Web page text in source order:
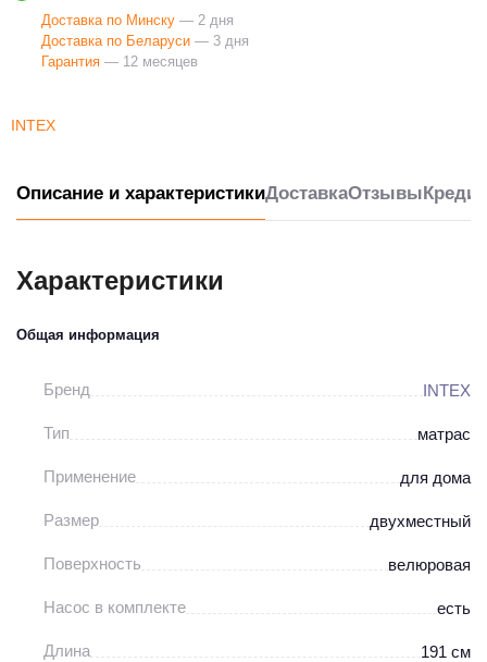
INTEX
Доставка по Минску — 2 дня
Доставка по Беларуси — 3 дня
Гарантия — 12 месяцев
Описание и характеристикиДоставкаОтзывы
Характеристики
Общая информация
Бренд INTEX
Тип матрас
Применение для дома
Размер двухместный
Поверхность велюровая
Насос в комплекте есть
Длина 191 см